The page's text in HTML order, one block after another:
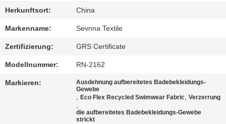
QUALITÄTSKONTROLLE
TRETEN
SIE
MIT
Herkunftsort: China
Markenname: Sevnna Textile
Zertifizierung: GRS Certificate
Modellnummer: RN-2162
Markieren:
Ausdehnung aufbereitetes Badebekleidungs-
Gewebe
,Eco Flex Recycled Swimwear Fabric,Verzerrung
,
die aufbereitetes Badebekleidungs-Gewebe
strickt